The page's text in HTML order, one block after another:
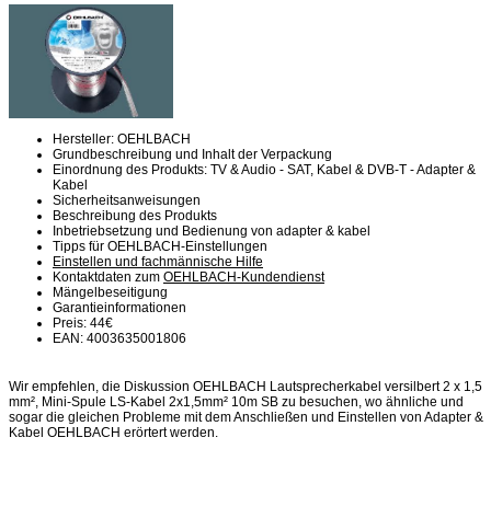
Hersteller: OEHLBACH
Grundbeschreibung und Inhalt der Verpackung
Einordnung des Produkts: TV & Audio - SAT, Kabel & DVB-T - Adapter &
Kabel
Sicherheitsanweisungen
Beschreibung des Produkts
Inbetriebsetzung und Bedienung von adapter & kabel
Tipps für OEHLBACH-Einstellungen
Einstellen und fachmännische Hilfe
Kontaktdaten zum OEHLBACH-Kundendienst
Mängelbeseitigung
Garantieinformationen
Preis: 44€
EAN: 4003635001806
Wir empfehlen, die Diskussion OEHLBACH Lautsprecherkabel versilbert 2 x 1,5
mm², Mini-Spule LS-Kabel 2x1,5mm² 10m SB zu besuchen, wo ähnliche und
sogar die gleichen Probleme mit dem Anschließen und Einstellen von Adapter &
Kabel OEHLBACH erörtert werden.